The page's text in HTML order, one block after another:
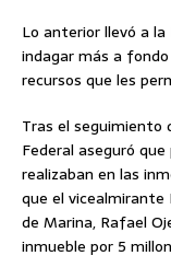
Lo anterior llevó a la
indagar más a
recursos que les
Tras el seguimiento
Federal aseguró
realizaban en las
que el vicealmirante
de Marina, Rafael
inmueble por 5